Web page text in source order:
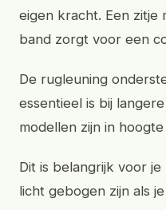
eigen kracht. Een zitje
band zorgt voor een
De rugleuning
essentieel is bij
modellen zijn in
Dit is belangrijk voor
licht gebogen zijn als